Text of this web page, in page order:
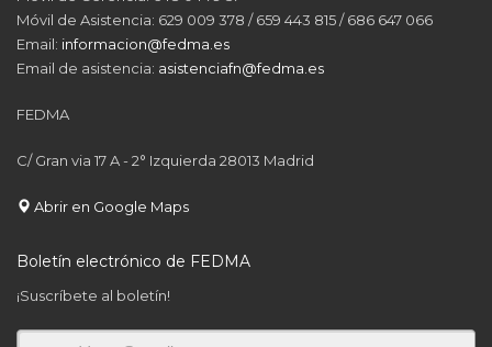
Móvil de Asistencia: 629 009 378 / 659 443 815 / 686 647 066
Email: informacion@fedma.es
Email de asistencia: asistenciafn@fedma.es
FEDMA
C/ Gran via 17 A - 2° Izquierda 28013 Madrid
Abrir en Google Maps
Boletín electrónico de FEDMA
¡Suscríbete al boletín!